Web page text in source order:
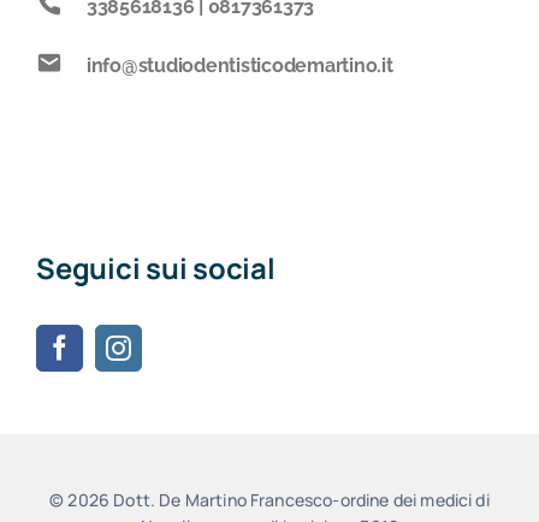
3385618136 | 0817361373
info@studiodentisticodemartino.it
Seguici sui social
© 2026 Dott. De Martino Francesco-ordine dei medici di